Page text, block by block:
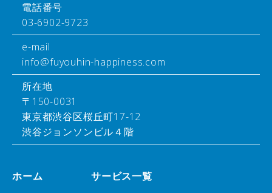
電話番号
03-6902-9723
e-mail
info@fuyouhin-happiness.com
所在地
〒150-0031
東京都渋谷区桜丘町17-12
渋谷ジョンソンビル４階
ホーム
サービス一覧